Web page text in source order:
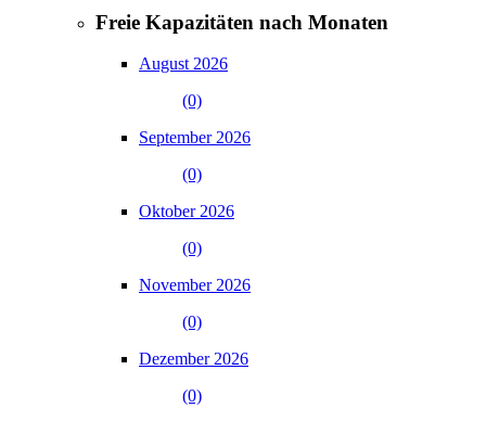
Freie Kapazitäten nach Monaten
August 2026
(0)
September 2026
(0)
Oktober 2026
(0)
November 2026
(0)
Dezember 2026
(0)